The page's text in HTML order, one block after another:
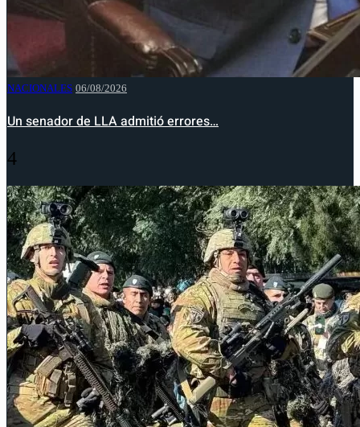
NACIONALES 06/08/2026
Un senador de LLA admitió errores…
4